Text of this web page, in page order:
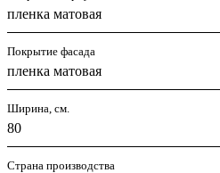
пленка матовая
Покрытие фасада
пленка матовая
Ширина, см.
80
Страна производства